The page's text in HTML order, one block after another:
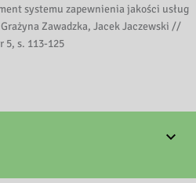
systemu zapewnienia jakości usług
Zawadzka, Jacek Jaczewski //
5, s. 113-125